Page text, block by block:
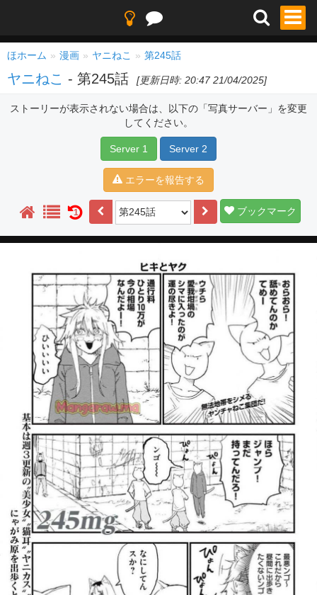
ほホーム 漫画 ヤニねこ 第245話
ヤニねこ - 第245話 [更新日時: 20:47 21/04/2025]
ストーリーが表示されない場合は、以下の「写真サーバー」を変更
してください。
Server 1 Server 2
エラーを報告する
1 ブックマーク